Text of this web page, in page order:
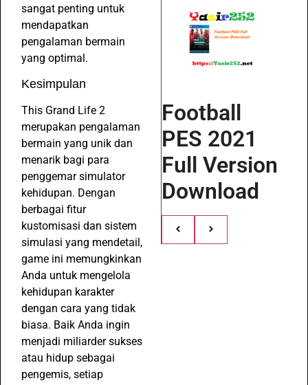
sangat penting untuk
mendapatkan
pengalaman bermain
yang optimal.
Kesimpulan
This Grand Life 2
merupakan pengalaman
bermain yang unik dan
menarik bagi para
penggemar simulator
kehidupan. Dengan
berbagai fitur
kustomisasi dan sistem
simulasi yang mendetail,
game ini memungkinkan
Anda untuk mengelola
kehidupan karakter
dengan cara yang tidak
biasa. Baik Anda ingin
menjadi miliarder sukses
atau hidup sebagai
pengemis, setiap
Football
PES 2021
Full Version
Download